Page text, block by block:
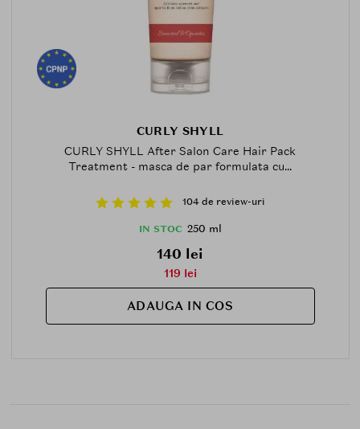
CURLY SHYLL
CURLY SHYLL After Salon Care Hair Pack
Treatment - masca de par formulata cu...
104 de review-uri
IN STOC 250 ml
140 lei
119 lei
ADAUGA IN COS